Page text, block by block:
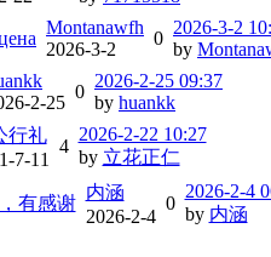
Montanawfh
2026-3-2
0
2026-3-2
by
2-25
0
2026-2-25 09:37
by huankk
行礼
7-11
4
2026-2-22 10:27
by 立花正仁
有感谢
内涵
2026-2-4
0
2026-2-4
by 内涵